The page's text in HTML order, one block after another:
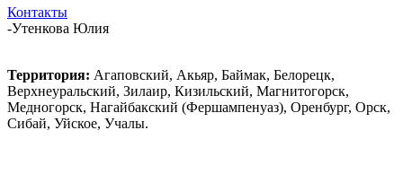
Контакты
-Утенкова Юлия
Территория: Агаповский, Акьяр, Баймак, Белорецк,
Верхнеуральский, Зилаир, Кизильский, Магнитогорск,
Медногорск, Нагайбакский (Фершампенуаз), Оренбург, Орск,
Сибай, Уйское, Учалы.